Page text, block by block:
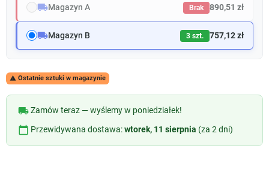
local_shippingMagazyn A Brak 890,51 zł
local_shippingMagazyn B 3 szt. 757,12 zł
 Ostatnie sztuki w magazynie
local_shippingZamów teraz — wyślemy w poniedziałek!
calendar_today Przewidywana dostawa:wtorek, 11 sierpnia (za 2 dni)